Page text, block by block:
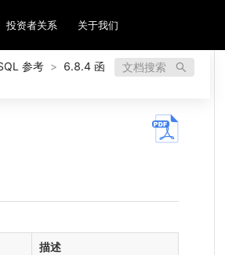
投资者关系 关于我们
参考 > 6.8.4 函
文档搜索
描述